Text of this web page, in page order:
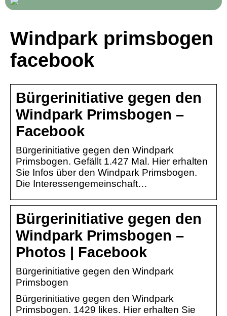
Windpark primsbogen
facebook
Bürgerinitiative gegen den
Windpark Primsbogen –
Facebook
Bürgerinitiative gegen den Windpark
Primsbogen. Gefällt 1.427 Mal. Hier erhalten
Sie Infos über den Windpark Primsbogen.
Die Interessengemeinschaft…
Bürgerinitiative gegen den
Windpark Primsbogen –
Photos | Facebook
Bürgerinitiative gegen den Windpark
Primsbogen
Bürgerinitiative gegen den Windpark
Primsbogen. 1429 likes. Hier erhalten Sie